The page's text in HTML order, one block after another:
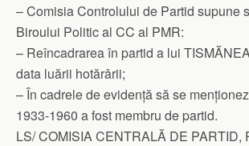
– Comisia Controlului de Partid supune
Biroului Politic al CC al PMR:
– Reîncadrarea în partid a lui
data luării hotărârii;
– În cadrele de evidență să se
1933-1960 a fost membru de partid.
LS/ COMISIA CENTRALĂ DE PARTID,